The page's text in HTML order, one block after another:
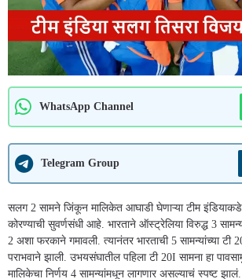
WhatsApp Channel
Telegram Group
सलग 2 सामने जिंकून मालिकेत आघाडी घेणाऱ्या टीम
कोरण्याची सुवर्णसंधी आहे. भारताने ऑस्ट्रेलिया विरुद्ध 3
2 अशा फरकाने गमावली. त्यानंतर भारताची 5 सामन्यांच्या टी
पराभवाने झाली. उभयसंघातील पहिला टी 20I सामना हा
मालिकेचा निर्णय 4 सामन्यांमधून लागणार असल्याचं स्पष्ट